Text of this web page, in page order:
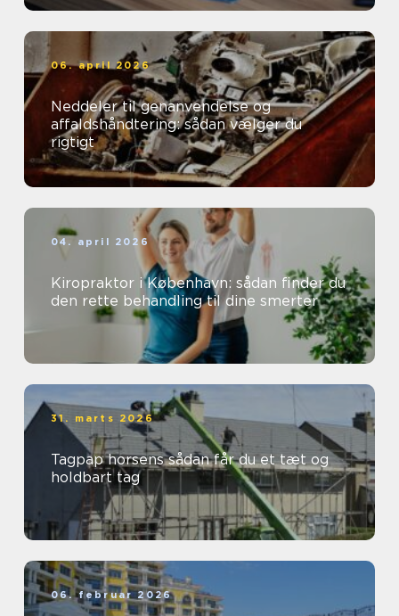
06. april 2026
Neddeler til genanvendelse og
affaldshåndtering: sådan vælger du
rigtigt
04. april 2026
Kiropraktor i København: sådan finder du
den rette behandling til dine smerter
31. marts 2026
Tagpap horsens sådan får du et tæt og
holdbart tag
06. februar 2026